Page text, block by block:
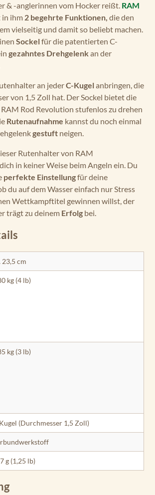
& -anglerinnen vom Hocker reißt. RAM
ihm 2 begehrte Funktionen, die den
vielseitig und damit so beliebt machen.
Sockelfür die patentierten C-
gezahntes Drehgelenkan der
an jederC-Kugelanbringen, die
von 1,5 Zoll hat. Der Sockel bietet die
Rod Revolution stufenlos zu drehen
Rutenaufnahme kannst du noch einmal
gestuft neigen.
Rutenhalter von RAM
in keiner Weise beim Angeln ein. Du
perfekte Einstellungfür deine
du auf dem Wasser einfach nur Stress
Wettkampftitel gewinnen willst, der
trägt zu deinem Erfolg bei.
23,5 cm
kg (4 lb)
kg (3 lb)
(Durchmesser 1,5 Zoll)
g (1,25 lb)